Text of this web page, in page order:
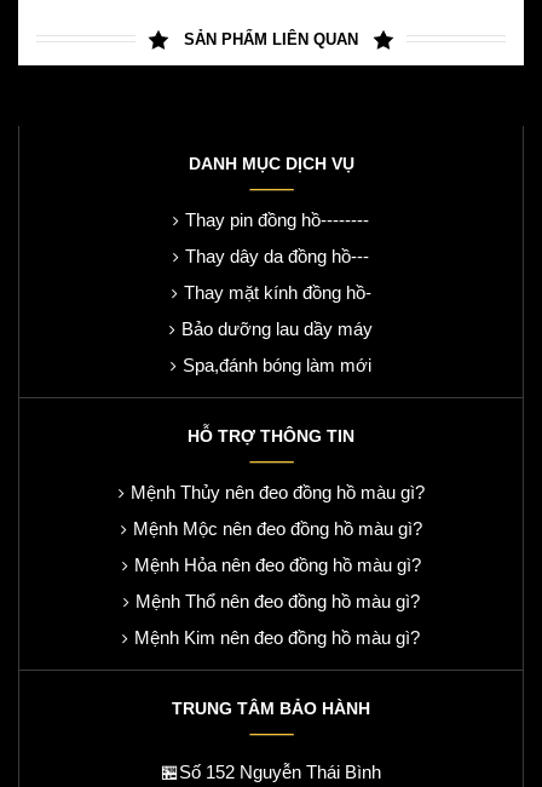
SẢN PHẨM LIÊN QUAN
DANH MỤC DỊCH VỤ
Thay pin đồng hồ--------
Thay dây da đồng hồ---
Thay mặt kính đồng hồ-
Bảo dưỡng lau dầy máy
Spa,đánh bóng làm mới
HỖ TRỢ THÔNG TIN
Mệnh Thủy nên đeo đồng hồ màu gì?
Mệnh Mộc nên đeo đồng hồ màu gì?
Mệnh Hỏa nên đeo đồng hồ màu gì?
Mệnh Thổ nên đeo đồng hồ màu gì?
Mệnh Kim nên đeo đồng hồ màu gì?
TRUNG TÂM BẢO HÀNH
🏪Số 152 Nguyễn Thái Bình